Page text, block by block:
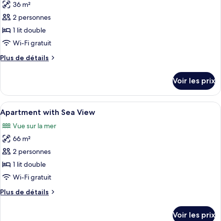
Présidentielle,
mer
photos
pour
ce
type
chambre :
with
Sea
View
36 m²
2 personnes
1 lit double
Wi-Fi gratuit
Plus de détails
Plus
le
type
de
chambre
Apartment
Luxury
Sea
View
Voir les prix
Afficher
toutes
les
photos
pour
ce
type
chambre :
Minibar, coffres-forts dans les
4
Apartment with Sea View
Vue sur la mer
66 m²
2 personnes
1 lit double
Wi-Fi gratuit
Plus de détails
Plus
Voir les prix